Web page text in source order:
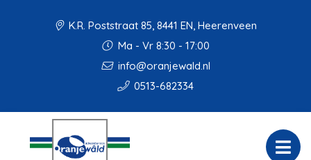
K.R. Poststraat 85, 8441 EN, Heerenveen
Ma - Vr 8:30 - 17:00
info@oranjewald.nl
0513-682334